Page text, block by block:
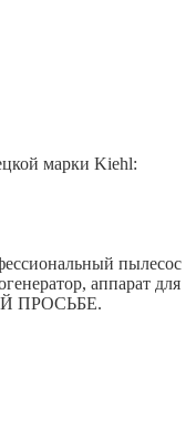
марки Kiehl:
пылесос
аппарат для
ПРОСЬБЕ.